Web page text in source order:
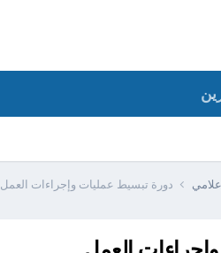
دورة تبسيط عمليات وإجراءات العمل